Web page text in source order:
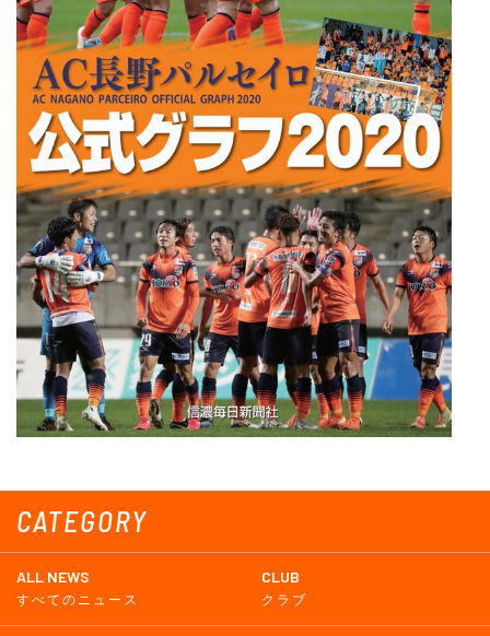
CATEGORY
ALL NEWS
すべてのニュース
CLUB
クラブ